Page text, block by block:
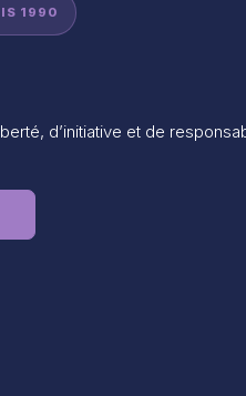
1990
d’initiative et de